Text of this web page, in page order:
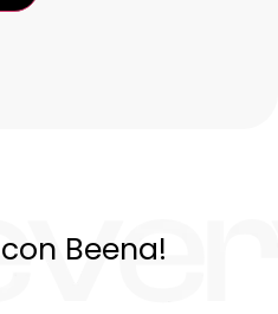
Beena!